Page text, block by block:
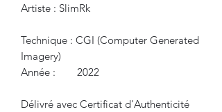
Artiste : SlimRk
Technique : CGI (Computer Generated
Imagery)
Année : 2022
Délivré avec Certificat d'Authenticité